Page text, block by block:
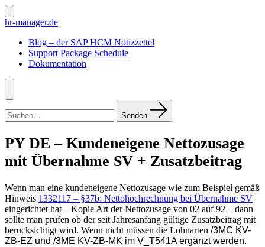
Zum
Inhalt
Suche
ein-/ausblenden
hr-manager.de
Blog – der SAP HCM Notizzettel
Support Package Schedule
Dokumentation
Menü
nach:
Senden
PY DE – Kundeneigene Nettozusage
mit Übernahme SV + Zusatzbeitrag
Wenn man eine kundeneigene Nettozusage wie zum Beispiel gemäß
Hinweis 1332117 – §37b: Nettohochrechnung bei Übernahme SV
eingerichtet hat – Kopie Art der Nettozusage von 02 auf 92 – dann
sollte man prüfen ob der seit Jahresanfang gültige Zusatzbeitrag mit
berücksichtigt wird. Wenn nicht müssen die Lohnarten /3MC KV-
ZB-EZ und /3ME KV-ZB-MK im V_T541A ergänzt werden.